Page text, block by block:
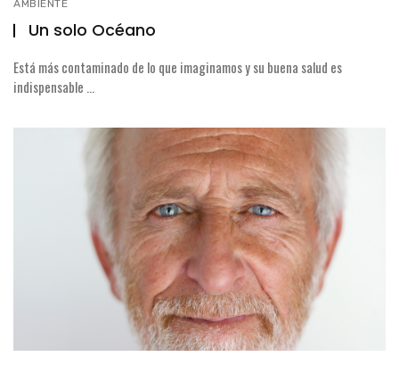
AMBIENTE
Un solo Océano
Está más contaminado de lo que imaginamos y su buena salud es
indispensable ...